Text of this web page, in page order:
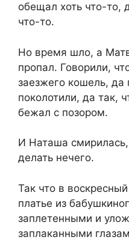
обещал хоть что-то,
что-то.
Но время шло, а
пропал. Говорили,
заезжего кошель, да
поколотили, да так,
бежал с позором.
И Наташа
делать нечего.
Так что в
платье из
заплетенными и
заплаканными